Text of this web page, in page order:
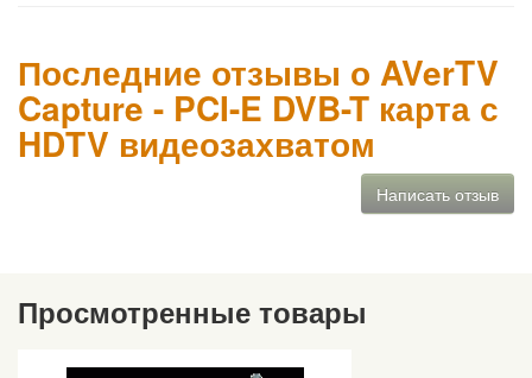
Последние отзывы о AVerTV
Capture - PCI-E DVB-T карта с
HDTV видеозахватом
Написать отзыв
Просмотренные товары